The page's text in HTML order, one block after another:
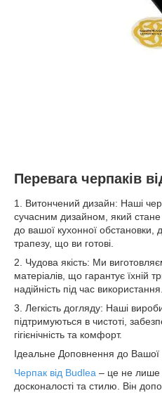
Перевага черпаків
1. Витончений дизайн: Наші
сучасним дизайном, який
до вашої кухонної обстановки,
трапезу, що ви готові.
2. Чудова якість: Ми
матеріалів, що гарантує їхній
надійність під час використання.
3. Легкість догляду: Наші
підтримуються в чистоті,
гігієнічність та комфорт.
Ідеальне Доповнення до Вашої
Черпак від Budlea – це не лише
досконалості та стилю. Він